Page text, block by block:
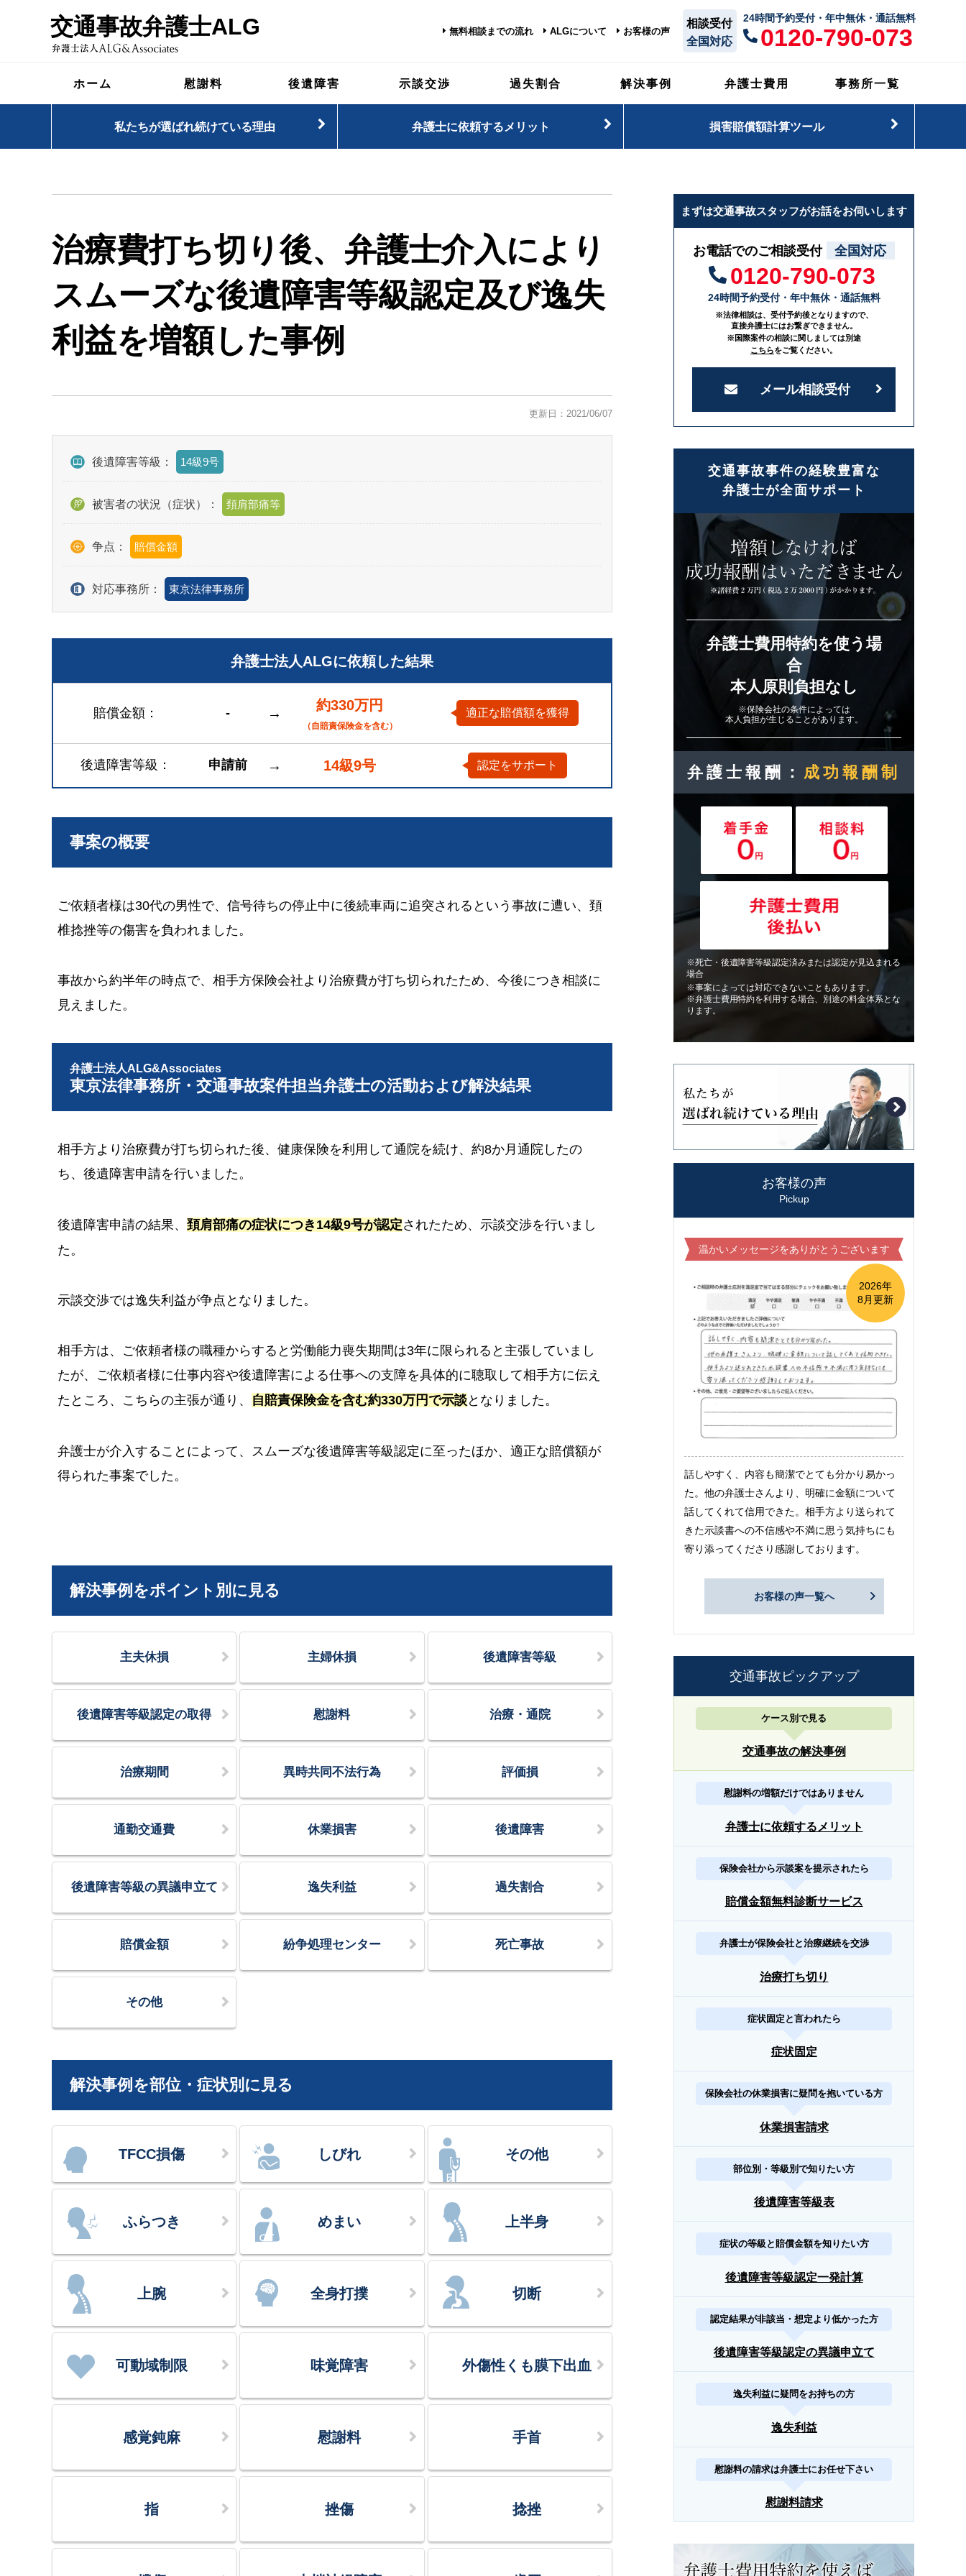
交通事故弁護士ALG 無料相談までの流れ ALGについて お客様の声
相談受付
全国対応
24時間予約受付・年中無休・通話無料
0120-790-073
ホーム 慰謝料 後遺障害 示談交渉 過失割合 解決事例 弁護士費用 事務所一覧
私たちが選ばれ続けている理由 弁護士に依頼するメリット 損害賠償額計算ツール
治療費打ち切り後、弁護士介入により
スムーズな後遺障害等級認定及び逸失
利益を増額した事例
更新日：2021/06/07
後遺障害等級： 14級9号
被害者の状況（症状）： 頚肩部痛等
争点： 賠償金額
対応事務所： 東京法律事務所
弁護士法人ALGに依頼した結果
賠償金額 - → 約330万円
（自賠責保険金を含む）
適正な賠償額を獲得
後遺障害等級 申請前 → 14級9号 認定をサポート
事案の概要
ご依頼者様は30代の男性で、信号待ちの停止中に後続車両に追突されるという事故に遭い、頚
椎捻挫等の傷害を負われました。
事故から約半年の時点で、相手方保険会社より治療費が打ち切られたため、今後につき相談に
見えました。
弁護士法人ALG&Associates
東京法律事務所・交通事故案件担当弁護士の活動および解決結果
相手方より治療費が打ち切られた後、健康保険を利用して通院を続け、約8か月通院したの
ち、後遺障害申請を行いました。
後遺障害申請の結果、 頚肩部痛の症状につき14級9号が認定されたため、示談交渉を行いまし
た。
示談交渉では逸失利益が争点となりました。
相手方は、ご依頼者様の職種からすると労働能力喪失期間は3年に限られると主張していまし
たが、ご依頼者様に仕事内容や後遺障害による仕事への支障を具体的に聴取して相手方に伝え
たところ、こちらの主張が通り、
自賠責保険金を含む約330万円で示談となりました。
弁護士が介入することによって、スムーズな後遺障害等級認定に至ったほか、適正な賠償額が
得られた事案でした。
解決事例をポイント別に見る
主夫休損 主婦休損 後遺障害等級
後遺障害等級認定の取得 慰謝料 治療・通院
治療期間 異時共同不法行為 評価損
通勤交通費 休業損害 後遺障害
後遺障害等級の異議申立て 逸失利益 過失割合
賠償金額 紛争処理センター 死亡事故
その他
解決事例を部位・症状別に見る
TFCC損傷 しびれ その他
ふらつき めまい 上半身
上腕 全身打撲 切断
可動域制限 味覚障害 外傷性くも膜下出血
感覚鈍麻 慰謝料 手首
指 挫傷 捻挫
まずは交通事故スタッフがお話をお伺いします
お電話でのご相談受付 全国対応
0120-790-073
24時間予約受付・年中無休・通話無料
※法律相談は、受付予約後となりますので、
直接弁護士にはお繋ぎできません。
※国際案件の相談に関しましては別途
こちらをご覧ください。
メール相談受付
交通事故事件の経験豊富な
弁護士が全面サポート
弁護士費用特約を使う場
合
本人原則負担なし
※保険会社の条件によっては
本人負担が生じることがあります。
弁護士報酬： 成功報酬制
※死亡・後遺障害等級認定済みまたは認定が見込まれる
場合
※事案によっては対応できないこともあります。
※弁護士費用特約を利用する場合、別途の料金体系とな
ります。
お客様の声
Pickup
温かいメッセージをありがとうございます
2026年
8月更新
話しやすく、内容も簡潔でとても分かり易かっ
た。他の弁護士さんより、明確に金額について
話してくれて信用できた。相手方より送られて
きた示談書への不信感や不満に思う気持ちにも
寄り添ってくださり感謝しております。
お客様の声一覧へ
交通事故ピックアップ
ケース別で見る
交通事故の解決事例
慰謝料の増額だけではありません
弁護士に依頼するメリット
保険会社から示談案を提示されたら
賠償金額無料診断サービス
弁護士が保険会社と治療継続を交渉
治療打ち切り
症状固定と言われたら
症状固定
保険会社の休業損害に疑問を抱いている方
休業損害請求
部位別・等級別で知りたい方
後遺障害等級表
症状の等級と賠償金額を知りたい方
後遺障害等級認定一発計算
認定結果が非該当・想定より低かった方
後遺障害等級認定の異議申立て
逸失利益に疑問をお持ちの方
逸失利益
慰謝料の請求は弁護士にお任せ下さい
慰謝料請求